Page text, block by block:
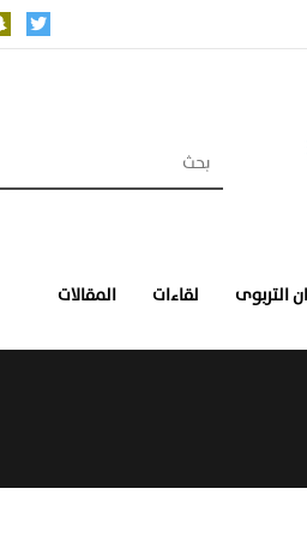
التربوى لقاءات المقالات